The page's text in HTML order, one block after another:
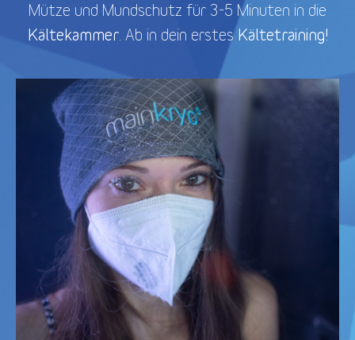
Mütze und Mundschutz für 3-5 Minuten in die
Kältekammer. Ab in dein erstesKältetraining!